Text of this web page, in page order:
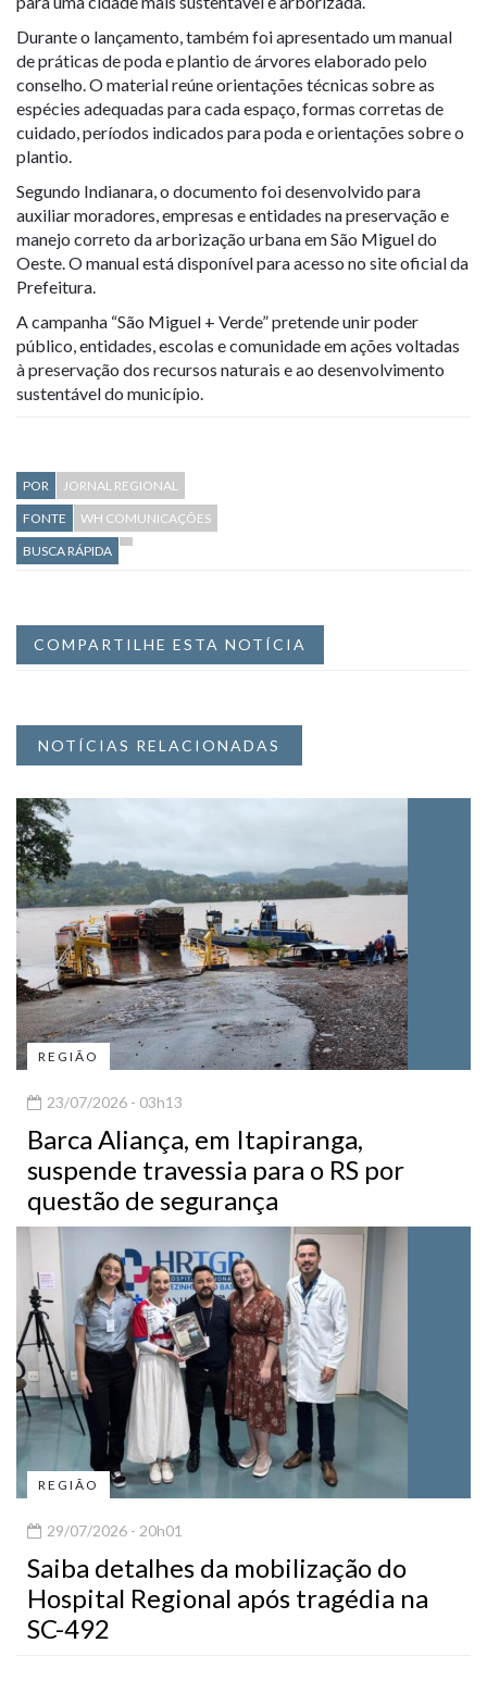
Durante o lançamento, também foi apresentado um manual
de práticas de poda e plantio de árvores elaborado pelo
conselho. O material reúne orientações técnicas sobre as
espécies adequadas para cada espaço, formas corretas de
cuidado, períodos indicados para poda e orientações sobre o
plantio.
Segundo Indianara, o documento foi desenvolvido para
auxiliar moradores, empresas e entidades na preservação e
manejo correto da arborização urbana em São Miguel do
Oeste. O manual está disponível para acesso no site oficial da
Prefeitura.
A campanha “São Miguel + Verde” pretende unir poder
público, entidades, escolas e comunidade em ações voltadas
à preservação dos recursos naturais e ao desenvolvimento
sustentável do município.
POR
JORNAL REGIONAL
FONTE
WH COMUNICAÇÕES
BUSCA RÁPIDA
COMPARTILHE ESTA NOTÍCIA
NOTÍCIAS RELACIONADAS
REGIÃO
23/07/2026 - 03h13
Barca Aliança, em Itapiranga,
suspende travessia para o RS por
questão de segurança
REGIÃO
29/07/2026 - 20h01
Saiba detalhes da mobilização do
Hospital Regional após tragédia na
SC-492